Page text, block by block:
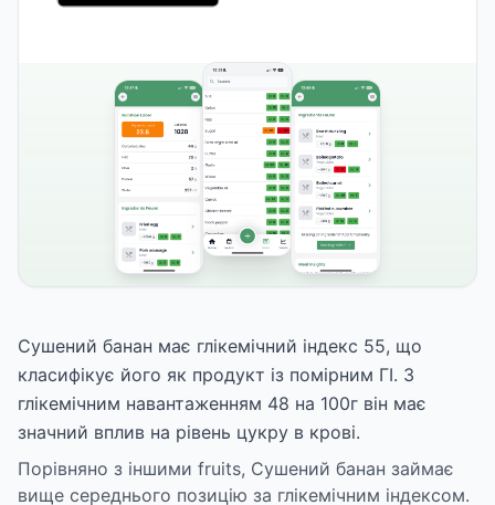
Сушений банан має глікемічний індекс 55, що
класифікує його як продукт із помірним ГІ. З
глікемічним навантаженням 48 на 100г він має
значний вплив на рівень цукру в крові.
Порівняно з іншими fruits, Сушений банан займає
вище середнього позицію за глікемічним індексом.